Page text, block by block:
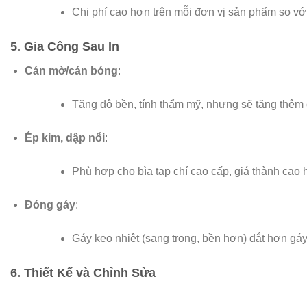
Chi phí cao hơn trên mỗi đơn vị sản phẩm so
5. Gia Công Sau In
Cán mờ/cán bóng:
Tăng độ bền, tính thẩm mỹ, nhưng sẽ tăng thêm
Ép kim, dập nổi:
Phù hợp cho bìa tạp chí cao cấp, giá thành cao
Đóng gáy:
Gáy keo nhiệt (sang trọng, bền hơn) đắt hơn
6. Thiết Kế và Chỉnh Sửa